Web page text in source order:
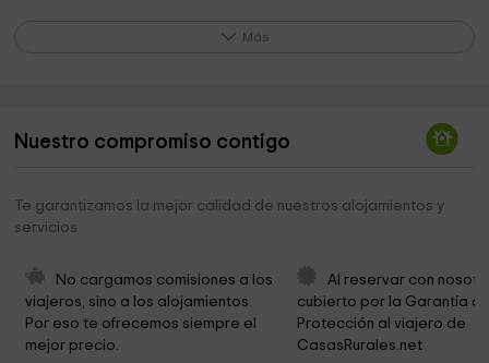
Ayuntamiento de Béjar. Educación, Cultura y Turismo 1,3 km
Ayuntamiento de Béjar
Ayuntamiento De Béjar
Jardin
Ayuntamiento De Béjar 1,6 km
Más
Nuestro compromiso contigo
Te garantizamos la mejor calidad de nuestros alojamientos y
servicios
No cargamos comisiones a los
viajeros, sino a los alojamientos.
Por eso te ofrecemos siempre el
mejor precio.
Al reservar con
cubierto por la Garantía
Protección al viajero de
CasasRurales.net